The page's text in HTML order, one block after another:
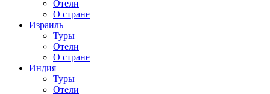
Отели
О стране
Израиль
Туры
Отели
О стране
Индия
Туры
Отели